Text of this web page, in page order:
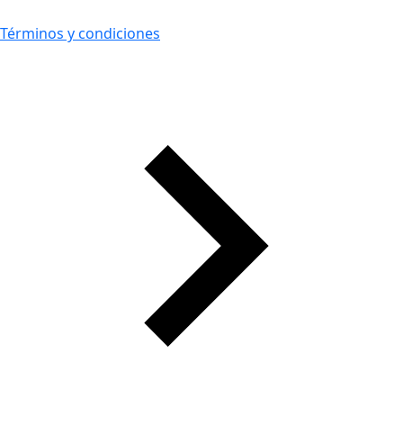
Términos y condiciones